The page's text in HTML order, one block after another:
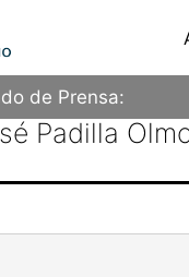
de Prensa:
Padilla